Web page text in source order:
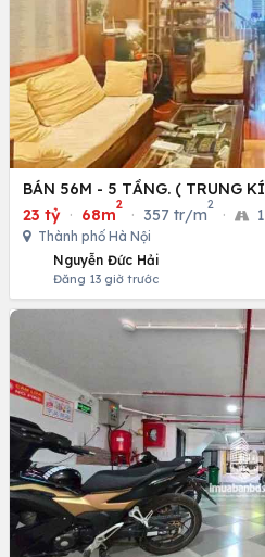
BÁN 56M - 5 TẦNG. ( TRUNG
23 tỷ · 68m
2
· 357 tr/m
2
·
Thành phố Hà Nội
Nguyễn Đức Hải
Đăng 13 giờ trước